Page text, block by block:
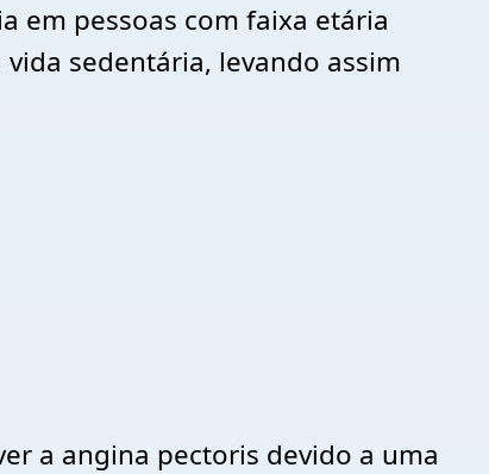
em pessoas com faixa etária
sedentária, levando assim
a angina pectoris devido a uma